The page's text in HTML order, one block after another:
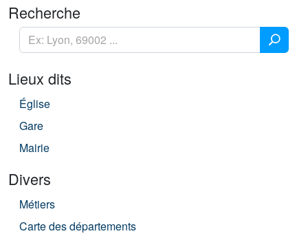
Recherche
Lieux dits
Église
Gare
Mairie
Divers
Métiers
Carte des départements